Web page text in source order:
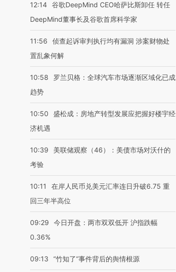
12:14 谷歌DeepMind CEO哈萨比斯卸任 转任
DeepMind董事长及谷歌首席科学家
11:56
侦查起诉审判执行均有漏洞 涉案财物处
置乱象何解
10:58
罗兰贝格：全球汽车市场逐渐区域化已成
趋势
10:50
盛松成：房地产转型发展应把握好楼宇经
济机遇
10:39
美联储观察（46）：美债市场对沃什的
考验
10:11
在岸人民币兑美元汇率连日升破6.75 重
回三年半高位
09:29
今日开盘：两市双双低开 沪指跌幅
0.36%
09:13 “竹知了”事件背后的舆情根源